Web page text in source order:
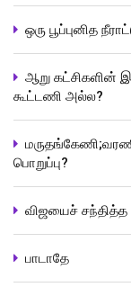
ஒரு பூப்புனித
ஆறு கட்சிகளின்
கூட்டணி அல்ல?
பொறுப்பு?
விஜயைச்
பாடாதே